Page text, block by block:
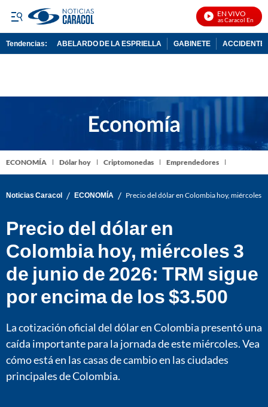
EN VIVO
Noticias Caracol En Vivo
Tendencias: ABELARDO DE LA ESPRIELLA GABINETE ACCIDENTE
ECONOMÍA Dólar hoy Criptomonedas Emprendedores
Noticias Caracol / ECONOMÍA / Precio del dólar en Colombia hoy, miércoles
Precio del dólar en
Colombia hoy, miércoles 3
de junio de 2026: TRM sigue
por encima de los $3.500
La cotización oficial del dólar en Colombia presentó una
caída importante para la jornada de este miércoles. Vea
cómo está en las casas de cambio en las ciudades
principales de Colombia.